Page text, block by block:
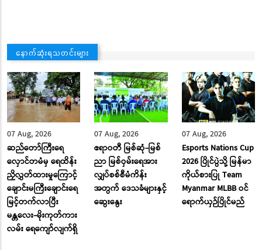
နောက်ဆုံးရသတင်းများ
07 Aug, 2026
ဆည်တော်ကြီးရေ
လှောင်တမံမှ ရေထိန်း
ညှိလွှတ်ထားမှုကြောင့်
ချောင်းမကြီးချောင်းရေ
မြင့်တက်လာပြီး
မန္တလေး-မိုးကုတ်ကား
လမ်း ‌ရေ‌ကျော်လျက်ရှိ
07 Aug, 2026
ဧရာဝတီ မြစ်ဆုံ-မြစ်
ညာ မြစ်ဝှမ်းရေအား
လျှပ်စစ်စီမံကိန်း
အတွက် ဒေသခံများနှင့်
ဆွေးနွေး
07 Aug, 2026
Esports Nations Cup
2026 ပြိုင်ပွဲသို့ မြန်မာ
ကိုယ်စားပြု Team
Myanmar MLBB ဝင်
ရောက်ယှဉ်ပြိုင်မည်